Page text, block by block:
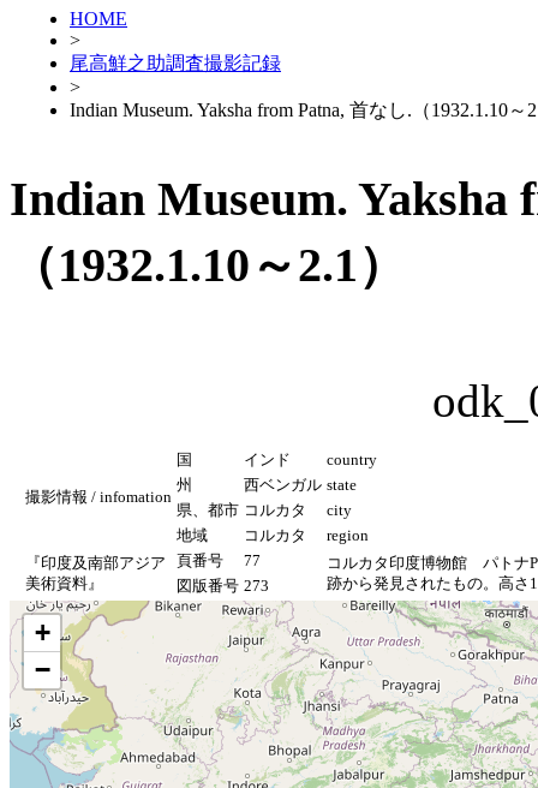
HOME
>
尾高鮮之助調査撮影記録
>
Indian Museum. Yaksha from Patna, 首なし.（1932.1.10～
Indian Museum. Yaksha
（1932.1.10～2.1）
撮影情報 / infomation
国 インド
country
州
西ベンガル state
県、都市 コルカタ
city
地域
コルカタ
region
『印度及南部アジア
美術資料』
頁番号 77
コルカタ印度博物館 パトナ
跡から発見されたもの。高さ
図版番号 273
+
−